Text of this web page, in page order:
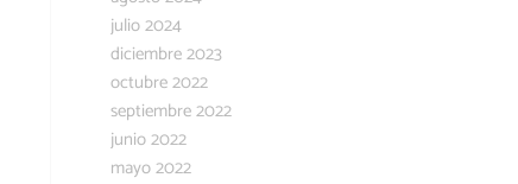
julio 2024
diciembre 2023
octubre 2022
septiembre 2022
junio 2022
mayo 2022